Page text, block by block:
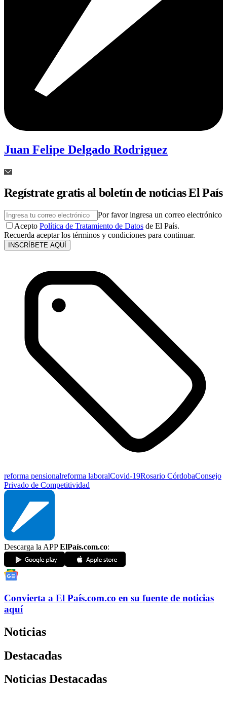
Juan Felipe Delgado Rodriguez
Regístrate gratis al boletín de noticias El País
Por favor ingresa un correo electrónico
Acepto Política de Tratamiento de Datos de El País.
Recuerda aceptar los términos y condiciones para continuar.
INSCRÍBETE AQUÍ
reforma pensionalreforma laboralCovid-19Rosario CórdobaConsejo
Privado de Competitividad
Descarga la APPElPaís.com.co:
Convierta a El País.com.co en su fuente de noticias
aquí
Noticias
Destacadas
Noticias Destacadas